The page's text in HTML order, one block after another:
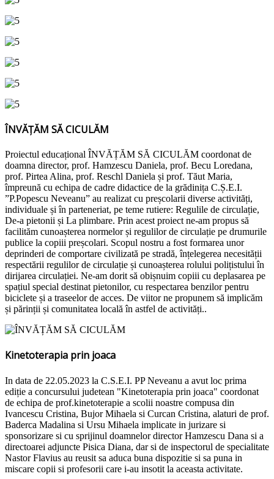
ÎNVĂȚĂM SĂ CICULĂM
Proiectul educațional ÎNVĂȚĂM SĂ CICULĂM coordonat de
doamna director, prof. Hamzescu Daniela, prof. Becu Loredana,
prof. Pirtea Alina, prof. Reschl Daniela și prof. Tăut Maria,
împreună cu echipa de cadre didactice de la grădinița C.Ș.E.I.
”P.Popescu Neveanu” au realizat cu preșcolarii diverse activități,
individuale și în parteneriat, pe teme rutiere: Regulile de circulație,
De-a pietonii și La plimbare. Prin acest proiect ne-am propus să
facilităm cunoașterea normelor și regulilor de circulație pe drumurile
publice la copiii preșcolari. Scopul nostru a fost formarea unor
deprinderi de comportare civilizată pe stradă, înțelegerea necesității
respectării regulilor de circulație și cunoașterea rolului polițistului în
dirijarea circulației. Ne-am dorit să obișnuim copiii cu deplasarea pe
spațiul special destinat pietonilor, cu respectarea benzilor pentru
biciclete și a traseelor de acces. De viitor ne propunem să implicăm
și părinții și comunitatea locală în astfel de activități..
Kinetoterapia prin joaca
In data de 22.05.2023 la C.S.E.I. PP Neveanu a avut loc prima
ediție a concursului judetean "Kinetoterapia prin joaca" coordonat
de echipa de prof.kinetoterapie a scolii noastre compusa din
Ivancescu Cristina, Bujor Mihaela si Curcan Cristina, alaturi de prof.
Baderca Madalina si Ursu Mihaela implicate in jurizare si
sponsorizare si cu sprijinul doamnelor director Hamzescu Dana si a
directoarei adjuncte Pisica Diana, dar si de inspectorul de specialitate
Nastor Flavius au reusit sa aduca buna dispozitie si sa puna in
miscare copii si profesorii care i-au insotit la aceasta activitate.